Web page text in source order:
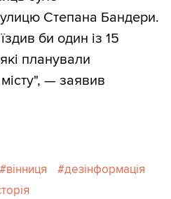
Степана Бандери.
би один із 15
планували
— заявив
вінниця
дезінформація